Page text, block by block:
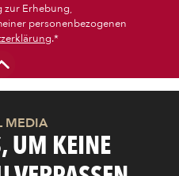
zur Erhebung,
personenbezogenen
.*
MEDIA
UM KEINE